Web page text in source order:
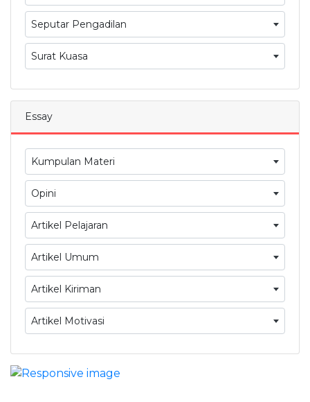
Seputar Pengadilan
Surat Kuasa
Essay
Kumpulan Materi
Opini
Artikel Pelajaran
Artikel Umum
Artikel Kiriman
Artikel Motivasi